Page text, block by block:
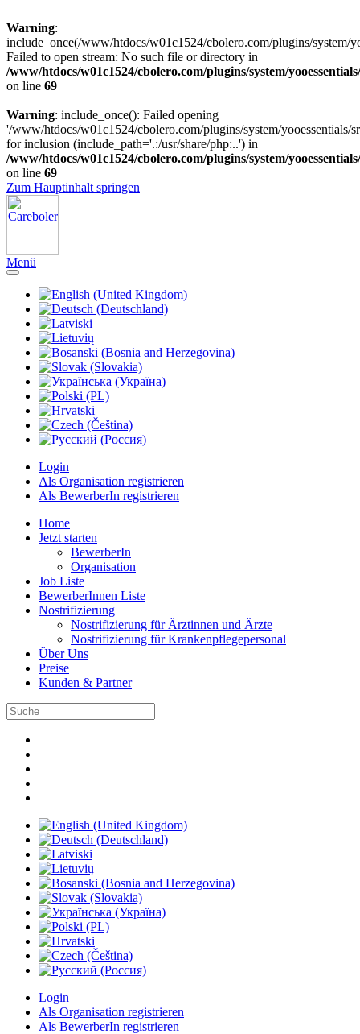
Warning:
include_once(/www/htdocs/w01c1524/cbolero.com/plugins/system/
Failed to open stream: No such file or directory in
/www/htdocs/w01c1524/cbolero.com/plugins/system/
on line 69
Warning: include_once(): Failed opening
'/www/htdocs/w01c1524/cbolero.com/plugins/system/yooessentials/
for inclusion (include_path='.:/usr/share/php:..') in
/www/htdocs/w01c1524/cbolero.com/plugins/system/
on line 69
Zum Hauptinhalt springen
Menü
Login
Als Organisation registrieren
Als BewerberIn registrieren
Home
Jetzt starten
BewerberIn
Organisation
Job Liste
BewerberInnen Liste
Nostrifizierung
Nostrifizierung für Ärztinnen und Ärzte
Nostrifizierung für Krankenpflegepersonal
Über Uns
Preise
Kunden & Partner
Login
Als Organisation registrieren
Als BewerberIn registrieren